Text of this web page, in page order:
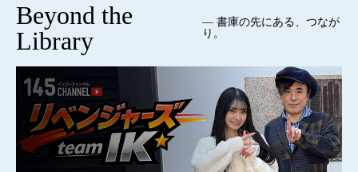
Beyond the
Library
— 書庫の先にある、つなが
り。